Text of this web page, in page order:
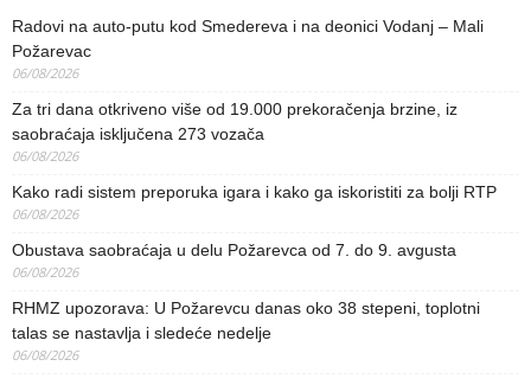
Radovi na auto-putu kod Smedereva i na deonici Vodanj – Mali
Požarevac
06/08/2026
Za tri dana otkriveno više od 19.000 prekoračenja brzine, iz
saobraćaja isključena 273 vozača
06/08/2026
Kako radi sistem preporuka igara i kako ga iskoristiti za bolji RTP
06/08/2026
Obustava saobraćaja u delu Požarevca od 7. do 9. avgusta
06/08/2026
RHMZ upozorava: U Požarevcu danas oko 38 stepeni, toplotni
talas se nastavlja i sledeće nedelje
06/08/2026